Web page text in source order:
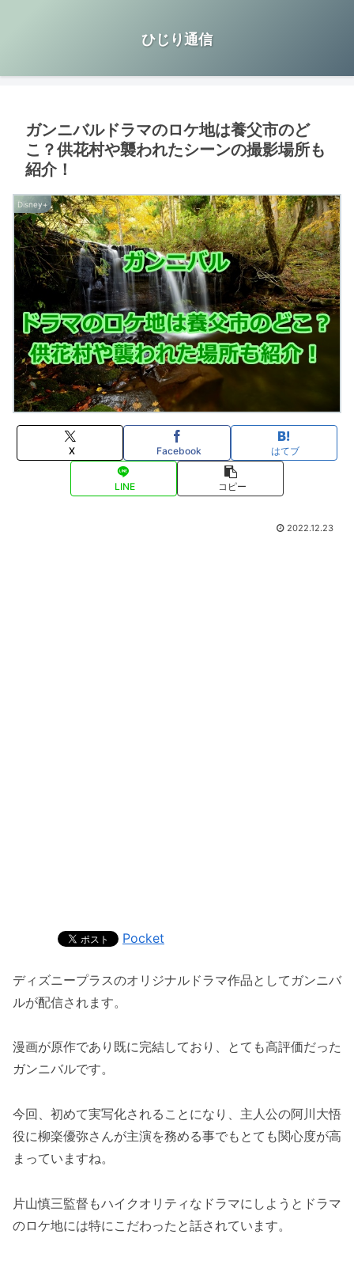
ひじり通信
ガンニバルドラマのロケ地は養父市のど
こ？供花村や襲われたシーンの撮影場所も
紹介！
Disney+
X Facebook はてブ
LINE コピー
2022.12.23
Pocket
ディズニープラスのオリジナルドラマ作品としてガンニバ
ルが配信されます。
漫画が原作であり既に完結しており、とても高評価だった
ガンニバルです。
今回、初めて実写化されることになり、主人公の阿川大悟
役に柳楽優弥さんが主演を務める事でもとても関心度が高
まっていますね。
片山慎三監督もハイクオリティなドラマにしようとドラマ
のロケ地には特にこだわったと話されています。